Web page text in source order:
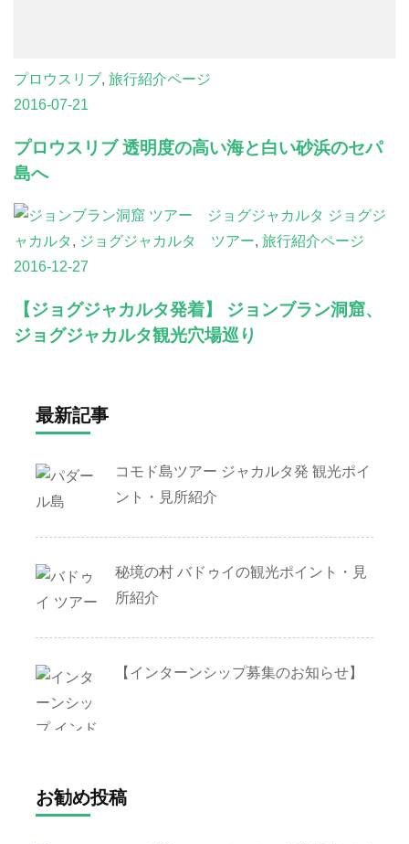
プロウスリブ, 旅行紹介ページ
2016-07-21
プロウスリブ 透明度の高い海と白い砂浜のセパ
島へ
ジョグジ
ャカルタ, ジョグジャカルタ ツアー, 旅行紹介ページ
2016-12-27
【ジョグジャカルタ発着】 ジョンブラン洞窟、
ジョグジャカルタ観光穴場巡り
最新記事
コモド島ツアー ジャカルタ発 観光ポイ
ント・見所紹介
秘境の村 バドゥイの観光ポイント・見
所紹介
【インターンシップ募集のお知らせ】
お勧め投稿